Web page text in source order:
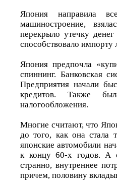
Япония направила
машиностроение,
перекрыло утечку
способствовало
Япония предпочла
спиннинг. Банковская
Предприятия начали
кредитов. Также
налогообложения.
Многие считают, что
до того, как она стала
японские автомобили
к концу 60-х годов. А
странно, внутреннее
причем, половину